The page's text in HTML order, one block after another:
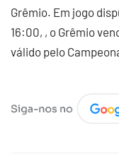
Grêmio. Em jogo
16:00, , o Grêmio
válido pelo